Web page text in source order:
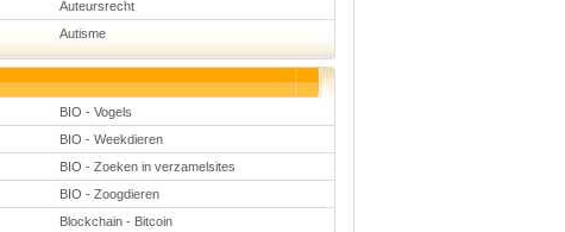
Auteursrecht
Autisme
BIO - Vogels
BIO - Weekdieren
BIO - Zoeken in verzamelsites
BIO - Zoogdieren
Blockchain - Bitcoin